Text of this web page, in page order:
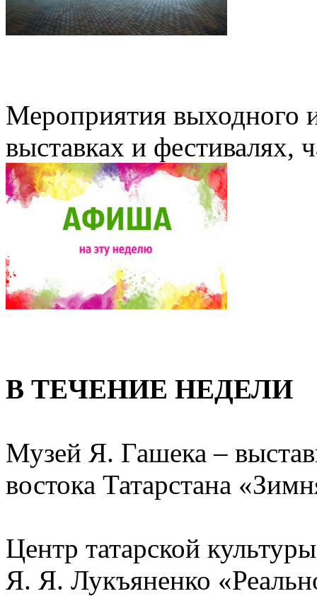
Мероприятия выходного
выставках и фестивалях,
В ТЕЧЕНИЕ НЕДЕЛИ
Музей Я. Гашека –
востока Татарстана
Центр татарской
Я. Я. Лукъяненко